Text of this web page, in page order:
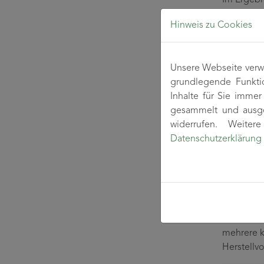
zwischen
wurde
Die
zu
Die
den
Ein
mehrere
Hinweis zu Cookies
Unsere Webseite
grundlegende
Inhalte für Sie
gesammelt und
widerrufen.
Datenschutzerklärung